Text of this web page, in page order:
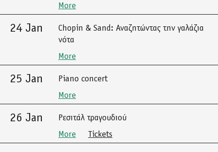
More
24 Jan
Chopin & Sand: Αναζητώντας την γαλάζια
νότα
More
25 Jan
Piano concert
More
26 Jan
Ρεσιτάλ τραγουδιού
More
Tickets